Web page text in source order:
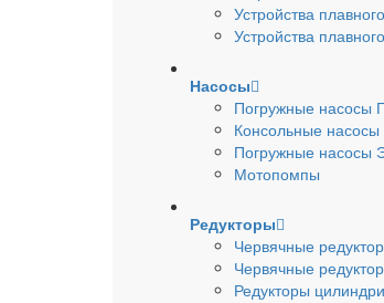
Устройства
Устройства
Насосы
Погружные насосы
Консольные насосы
Погружные насосы
Мотопомпы
Редукторы
Червячные
Червячные
Редукторы